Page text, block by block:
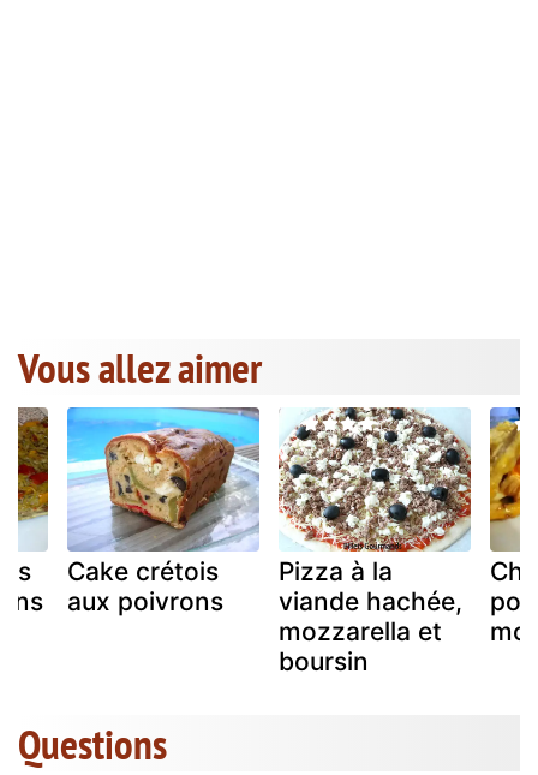
Vous allez aimer
Cake crétois
aux poivrons
Pizza à la
viande hachée,
mozzarella et
boursin
Questions